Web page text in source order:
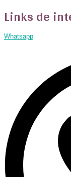
Links de
Whatsapp